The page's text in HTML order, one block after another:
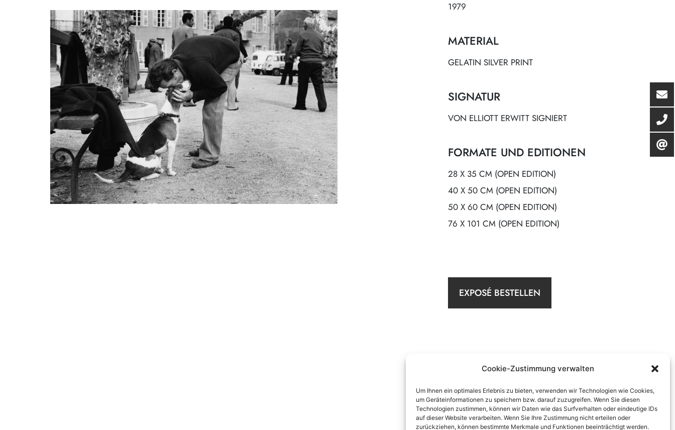
Cookie-Zustimmung verwalten
Um Ihnen ein optimales Erlebnis zu bieten, verwenden wir Technologien wie Cookies,
um Geräteinformationen zu speichern bzw. darauf zuzugreifen. Wenn Sie diesen
Technologien zustimmen, können wir Daten wie das Surfverhalten oder eindeutige IDs
auf dieser Website verarbeiten. Wenn Sie Ihre Zustimmung nicht erteilen oder
zurückziehen, können bestimmte Merkmale und Funktionen beeinträchtigt werden.
1979
MATERIAL
GELATIN SILVER PRINT
SIGNATUR
VON ELLIOTT ERWITT SIGNIERT
FORMATE UND EDITIONEN
28 X 35 CM (OPEN EDITION)
40 X 50 CM (OPEN EDITION)
50 X 60 CM (OPEN EDITION)
76 X 101 CM (OPEN EDITION)
EXPOSÉ BESTELLEN